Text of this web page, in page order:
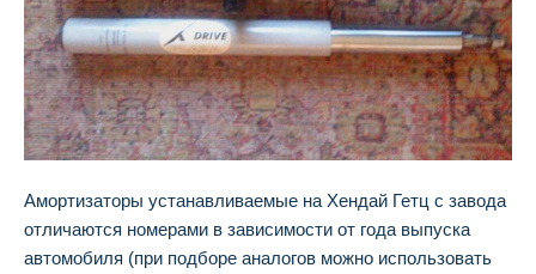
Амортизаторы устанавливаемые на Хендай Гетц с завода
отличаются номерами в зависимости от года выпуска
автомобиля (при подборе аналогов можно использовать